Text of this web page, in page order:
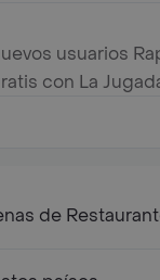
usuarios
con La
de